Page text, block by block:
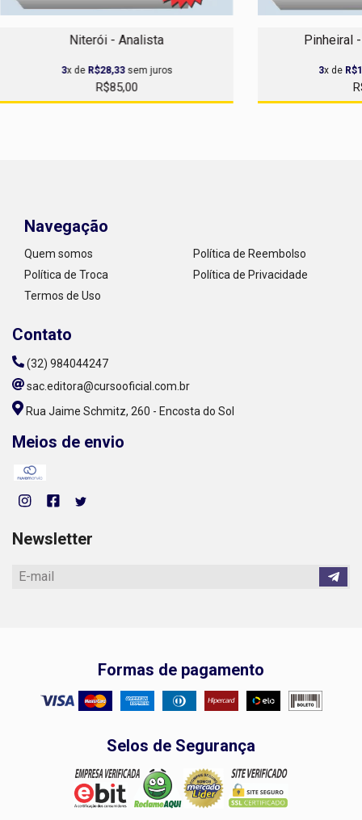
Niterói - Analista
3x de R$28,33sem juros
R$85,00
Pinheiral
3x de
Navegação
Quem somos
Política de Reembolso
Política de Troca
Política de Privacidade
Termos de Uso
Contato
(32) 984044247
sac.editora@cursooficial.com.br
Rua Jaime Schmitz, 260 - Encosta do Sol
Meios de envio
Newsletter
Formas de pagamento
Selos de Segurança